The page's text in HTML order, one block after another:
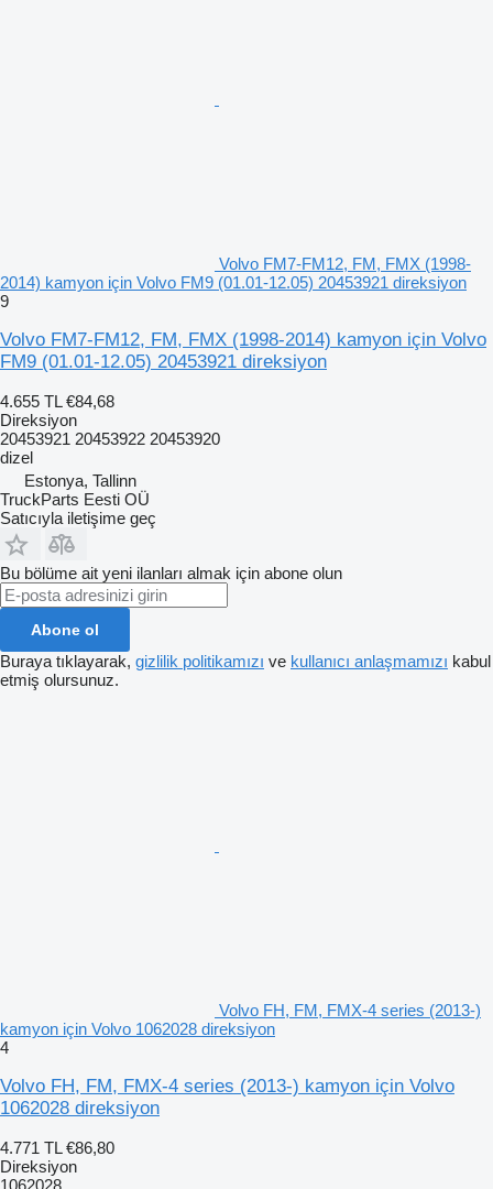
Volvo FM7-FM12, FM, FMX (1998-
2014) kamyon için Volvo FM9 (01.01-12.05) 20453921 direksiyon
9
Volvo FM7-FM12, FM, FMX (1998-2014) kamyon için Volvo
FM9 (01.01-12.05) 20453921 direksiyon
4.655 TL €84,68
Direksiyon
20453921 20453922 20453920
dizel
Estonya, Tallinn
TruckParts Eesti OÜ
Satıcıyla iletişime geç
Bu bölüme ait yeni ilanları almak için abone olun
Abone ol
Buraya tıklayarak, gizlilik politikamızı ve kullanıcı anlaşmamızı kabul
etmiş olursunuz.
Volvo FH, FM, FMX-4 series (2013-)
kamyon için Volvo 1062028 direksiyon
4
Volvo FH, FM, FMX-4 series (2013-) kamyon için Volvo
1062028 direksiyon
4.771 TL €86,80
Direksiyon
1062028